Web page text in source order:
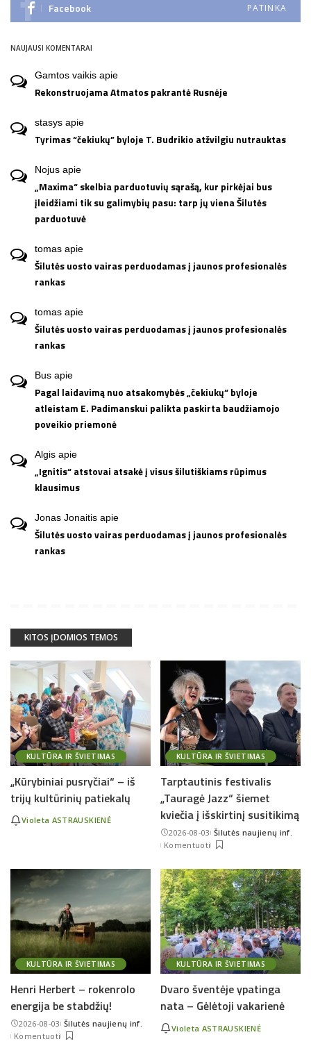
Facebook PATINKA
NAUJAUSI KOMENTARAI
Gamtos vaikis apie
Rekonstruojama Atmatos pakrantė Rusnėje
stasys apie
Tyrimas “čekiukų” byloje T. Budrikio atžvilgiu nutrauktas
Nojus apie
„Maxima“ skelbia parduotuvių sąrašą, kur pirkėjai bus
įleidžiami tik su galimybių pasu: tarp jų viena Šilutės
parduotuvė
tomas apie
Šilutės uosto vairas perduodamas į jaunos profesionalės
rankas
tomas apie
Šilutės uosto vairas perduodamas į jaunos profesionalės
rankas
Bus apie
Pagal laidavimą nuo atsakomybės „čekiukų“ byloje
atleistam E. Padimanskui palikta paskirta baudžiamojo
poveikio priemonė
Algis apie
„Ignitis“ atstovai atsakė į visus šilutiškiams rūpimus
klausimus
Jonas Jonaitis apie
Šilutės uosto vairas perduodamas į jaunos profesionalės
rankas
KITOS ĮDOMIOS TEMOS
KULTŪRA IR ŠVIETIMAS
„Kūrybiniai pusryčiai“ – iš
trijų kultūrinių patiekalų
Violeta ASTRAUSKIENĖ
KULTŪRA IR ŠVIETIMAS
Tarptautinis festivalis
„Tauragė Jazz“ šiemet
kviečia į išskirtinį susitikimą
2026-08-03Posted
by
Šilutės naujienų inf.
Komentuoti
KULTŪRA IR ŠVIETIMAS
Henri Herbert – rokenrolo
energija be stabdžių!
2026-08-03Posted
by
Šilutės naujienų inf.
Komentuoti
KULTŪRA IR ŠVIETIMAS
Dvaro šventėje ypatinga
nata – Gėlėtoji vakarienė
Violeta ASTRAUSKIENĖ